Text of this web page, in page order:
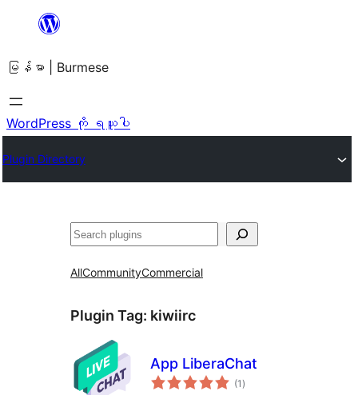
အကြောင်းအရာ
ကျော်သွား
ရန်
မြန်မာ | Burmese
WordPress ကို ရယူပါ
Plugin Directory
ရှာ
AllCommunityCommercial
Plugin Tag: kiwiirc
App LiberaChat
(1 total
ratings
)